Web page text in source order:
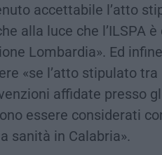
accettabile l’atto
alla luce che l’ILSPA
Lombardia». Ed
«se l’atto stipulato
affidate presso
essere considerati
sanità in Calabria».